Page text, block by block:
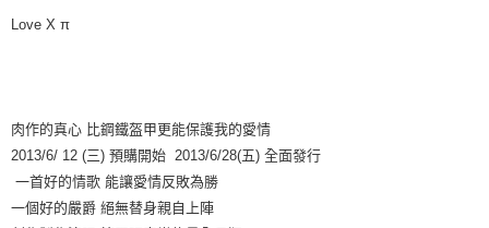
每筆NT$85，滿NT$1,000(含以上)免運費
海外地區配送
Love X π
肉作的真心 比鋼鐵盔甲更能保護我的愛情
2013/6/ 12 (三) 預購開始 2013/6/28(五) 全面發行
一首好的情歌 能讓愛情反敗為勝
一個好的嚴爵 絕無替身親自上陣